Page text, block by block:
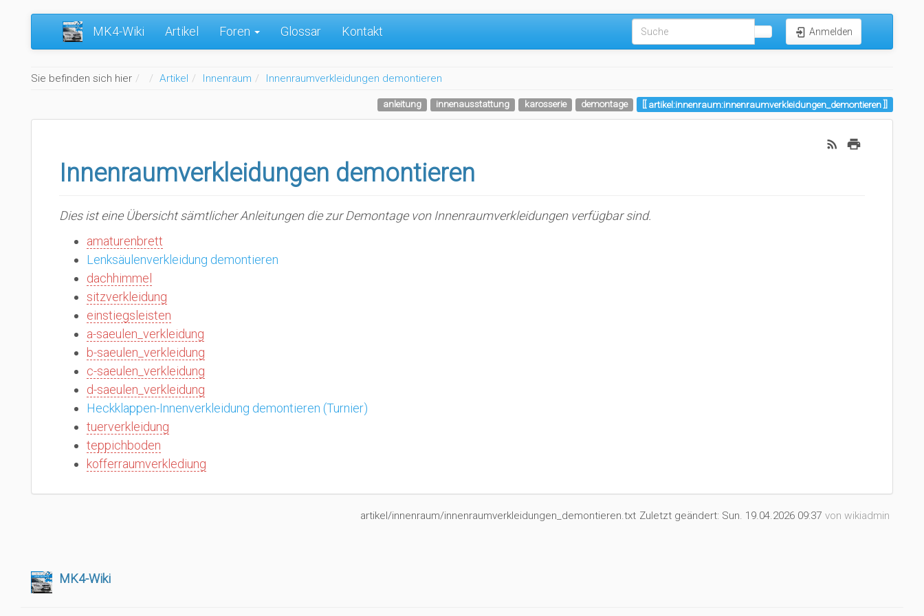
MK4-Wiki Artikel Foren Glossar Kontakt Anmelden
Sie befinden sich hier Home
Artikel Innenraum Innenraumverkleidungen demontieren
anleitung innenausstattung karosserie demontage artikel:innenraum:innenraumverkleidungen_demontieren
Innenraumverkleidungen demontieren
Dies ist eine Übersicht sämtlicher Anleitungen die zur Demontage von Innenraumverkleidungen verfügbar sind.
amaturenbrett
Lenksäulenverkleidung demontieren
dachhimmel
sitzverkleidung
einstiegsleisten
a-saeulen_verkleidung
b-saeulen_verkleidung
c-saeulen_verkleidung
d-saeulen_verkleidung
Heckklappen-Innenverkleidung demontieren (Turnier)
tuerverkleidung
teppichboden
kofferraumverklediung
artikel/innenraum/innenraumverkleidungen_demontieren.txt Zuletzt geändert: Sun. 19.04.2026 09:37 von wikiadmin
MK4-Wiki